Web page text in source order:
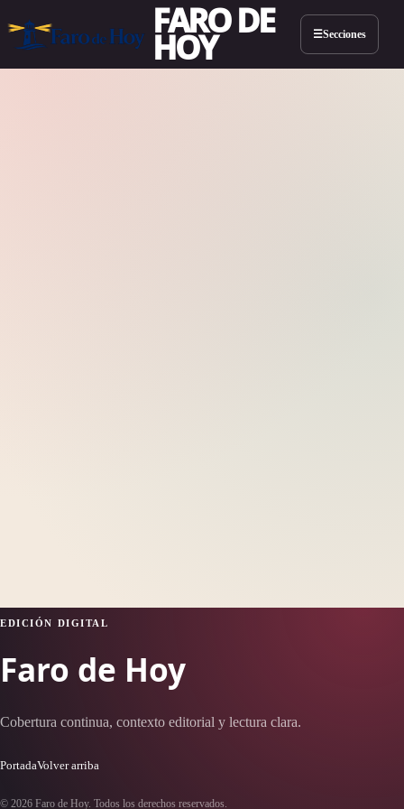
FARO DE
HOY ☰Secciones
EDICIÓN DIGITAL
Faro de Hoy
Cobertura continua, contexto editorial y lectura clara.
PortadaVolver arriba
© 2026 Faro de Hoy. Todos los derechos reservados.